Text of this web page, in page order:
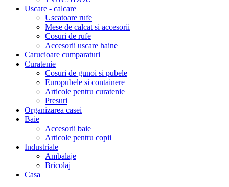
Uscare - calcare
Uscatoare rufe
Mese de calcat si accesorii
Cosuri de rufe
Accesorii uscare haine
Carucioare cumparaturi
Curatenie
Cosuri de gunoi si pubele
Europubele si containere
Articole pentru curatenie
Presuri
Organizarea casei
Baie
Accesorii baie
Articole pentru copii
Industriale
Ambalaje
Bricolaj
Casa